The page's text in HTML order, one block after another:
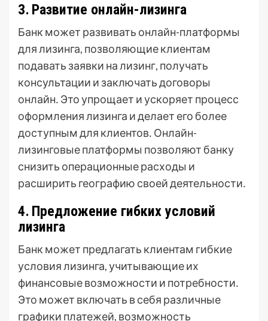
3․ Развитие онлайн-лизинга
Банк может развивать онлайн-платформы
для лизинга, позволяющие клиентам
подавать заявки на лизинг, получать
консультации и заключать договоры
онлайн․ Это упрощает и ускоряет процесс
оформления лизинга и делает его более
доступным для клиентов․ Онлайн-
лизинговые платформы позволяют банку
снизить операционные расходы и
расширить географию своей деятельности․
4․ Предложение гибких условий
лизинга
Банк может предлагать клиентам гибкие
условия лизинга, учитывающие их
финансовые возможности и потребности․
Это может включать в себя различные
графики платежей, возможность